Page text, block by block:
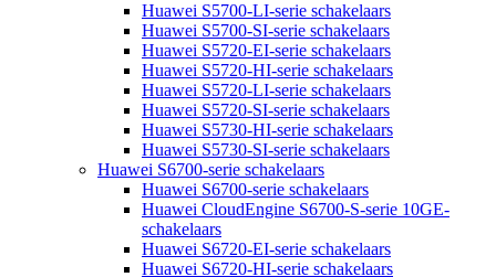
Huawei S5700-LI-serie schakelaars
Huawei S5700-SI-serie schakelaars
Huawei S5720-EI-serie schakelaars
Huawei S5720-HI-serie schakelaars
Huawei S5720-LI-serie schakelaars
Huawei S5720-SI-serie schakelaars
Huawei S5730-HI-serie schakelaars
Huawei S5730-SI-serie schakelaars
Huawei S6700-serie schakelaars
Huawei S6700-serie schakelaars
Huawei CloudEngine S6700-S-serie 10GE-
schakelaars
Huawei S6720-EI-serie schakelaars
Huawei S6720-HI-serie schakelaars